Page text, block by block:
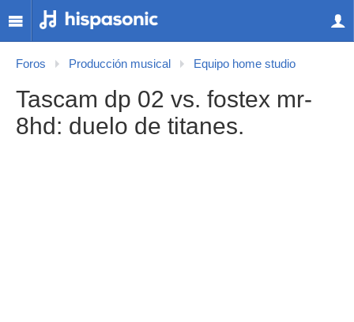
Foros Producción musical Equipo home studio
Tascam dp 02 vs. fostex mr-
8hd: duelo de titanes.